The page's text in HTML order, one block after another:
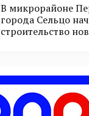
В микрорайоне
города Сельцо
строительство